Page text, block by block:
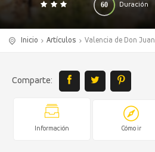
Duración
60
0 140
Inicio Artículos Valencia de Don Juan
Comparte:
Información Cómo ir